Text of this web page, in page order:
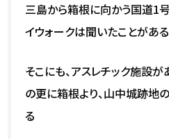
三島から箱根に向かう国道1
イウォークは聞いたことがあ
そこにも、アスレチック施設
の更に箱根より、山中城跡地
る